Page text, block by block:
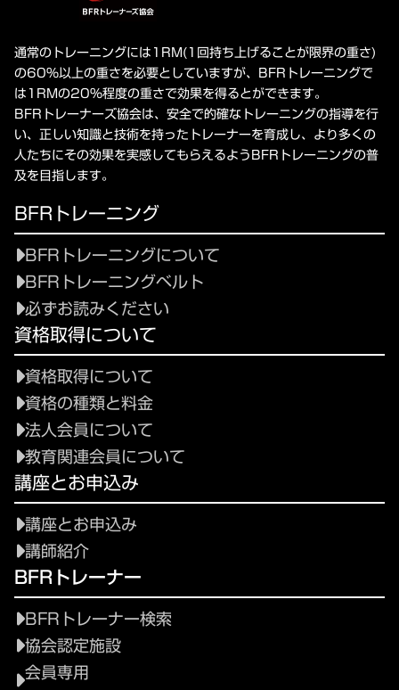
通常のトレーニングには1RM(1回持ち上げることが限界の重さ)
の60%以上の重さを必要としていますが、BFRトレーニングで
は1RMの20%程度の重さで効果を得るとができます。
BFRトレーナーズ協会は、安全で的確なトレーニングの指導を行
い、正しい知識と技術を持ったトレーナーを育成し、より多くの
人たちにその効果を実感してもらえるようBFRトレーニングの普
及を目指します。
BFRトレーニング
BFRトレーニングについて
BFRトレーニングベルト
必ずお読みください
資格取得について
資格取得について
資格の種類と料金
法人会員について
教育関連会員について
講座とお申込み
講座とお申込み
講師紹介
BFRトレーナー
BFRトレーナー検索
協会認定施設
会員専用